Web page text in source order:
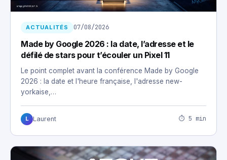
ACTUALITÉS 07/08/2026
Made by Google 2026 : la date, l’adresse et le
défilé de stars pour t’écouler un Pixel 11
Le point complet avant la conférence Made by Google
2026 : la date et l'heure française, l'adresse new-
yorkaise,…
L Laurent ⏱ 5 min